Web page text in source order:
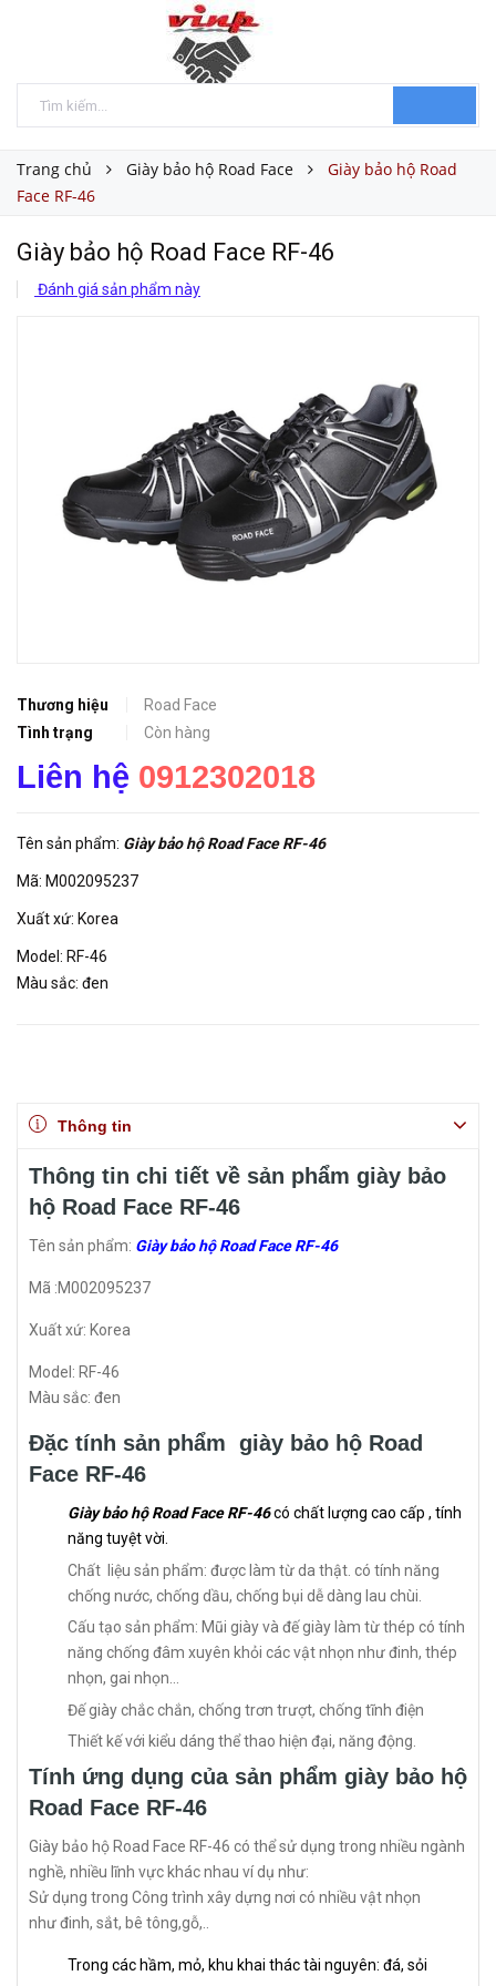
Trang chủ Giày bảo hộ Road Face
Giày bảo hộ Road
Face RF-46
Giày bảo hộ Road Face RF-46
Đánh giá sản phẩm này
Thương hiệu
Road Face
Tình trạng
Còn hàng
Liên hệ 0912302018
Tên sản phẩm: Giày bảo hộ Road Face RF-46
Mã: M002095237
Xuất xứ: Korea
Model: RF-46
Màu sắc: đen
Thông tin
Thông tin chi tiết về sản phẩm giày bảo
hộ Road Face RF-46
Tên sản phẩm: Giày bảo hộ Road Face RF-46
Mã :M002095237
Xuất xứ: Korea
Model: RF-46
Màu sắc: đen
Đặc tính sản phẩm giày bảo hộ Road
Face RF-46
Giày bảo hộ Road Face RF-46có chất lượng cao cấp , tính
năng tuyệt vời.
Chất liệu sản phẩm: được làm từ da thật. có tính năng
chống nước, chống dầu, chống bụi dễ dàng lau chùi.
Cấu tạo sản phẩm: Mũi giày và đế giày làm từ thép có tính
năng chống đâm xuyên khỏi các vật nhọn như đinh, thép
nhọn, gai nhọn...
Đế giày chắc chắn, chống trơn trượt, chống tĩnh điện
Thiết kế với kiểu dáng thể thao hiện đại, năng động.
Tính ứng dụng của sản phẩm giày bảo hộ
Road Face RF-46
Giày bảo hộ Road Face RF-46 có thể sử dụng trong nhiều ngành
nghề, nhiều lĩnh vực khác nhau ví dụ như:
Sử dụng trong Công trình xây dựng nơi có nhiều vật nhọn
như đinh, sắt, bê tông,gỗ,..
Trong các hầm, mỏ, khu khai thác tài nguyên: đá, sỏi